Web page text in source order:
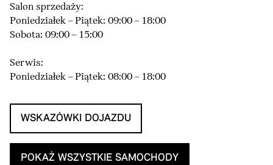
Salon sprzedaży:
Poniedziałek – Piątek: 09:00 – 18:00
Sobota: 09:00 – 15:00
Serwis:
Poniedziałek – Piątek: 08:00 – 18:00
WSKAZÓWKI DOJAZDU
POKAŻ WSZYSTKIE SAMOCHODY